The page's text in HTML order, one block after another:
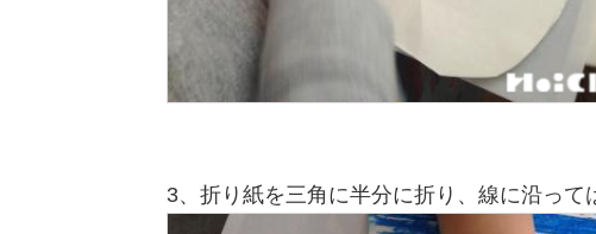
3、折り紙を三角に半分に折り、線に沿って